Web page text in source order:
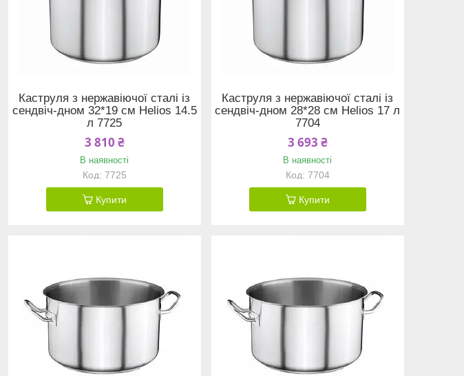
Каструля з нержавіючої сталі із
сендвіч-дном 32*19 см Helios 14.5
л 7725
3 810 ₴
В наявності
7725
Купити
Каструля з нержавіючої сталі із
сендвіч-дном 28*28 см Helios 17 л
7704
3 693 ₴
В наявності
7704
Купити